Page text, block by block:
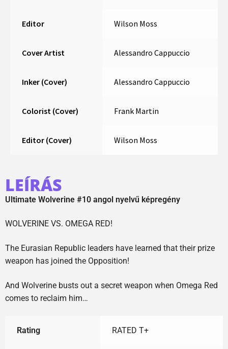
Editor Wilson Moss
Cover Artist Alessandro Cappuccio
Inker (Cover) Alessandro Cappuccio
Colorist (Cover) Frank Martin
Editor (Cover) Wilson Moss
LEÍRÁS
Ultimate Wolverine #10 angol nyelvű képregény
WOLVERINE VS. OMEGA RED!
The Eurasian Republic leaders have learned that their prize
weapon has joined the Opposition!
And Wolverine busts out a secret weapon when Omega Red
comes to reclaim him…
Rating RATED T+